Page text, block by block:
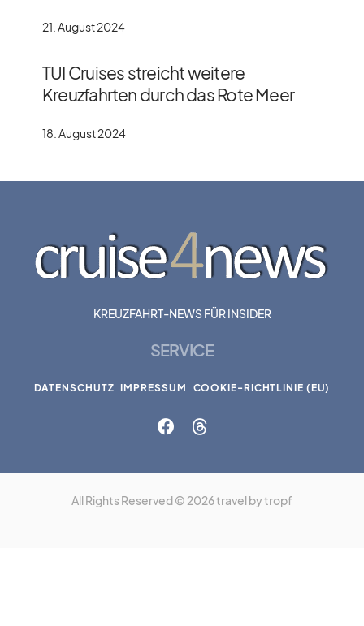
21. August 2024
TUI Cruises streicht weitere
Kreuzfahrten durch das Rote Meer
18. August 2024
KREUZFAHRT-NEWS FÜR INSIDER
SERVICE
DATENSCHUTZ IMPRESSUM COOKIE-RICHTLINIE (EU)
All Rights Reserved © 2026 travel by tropf